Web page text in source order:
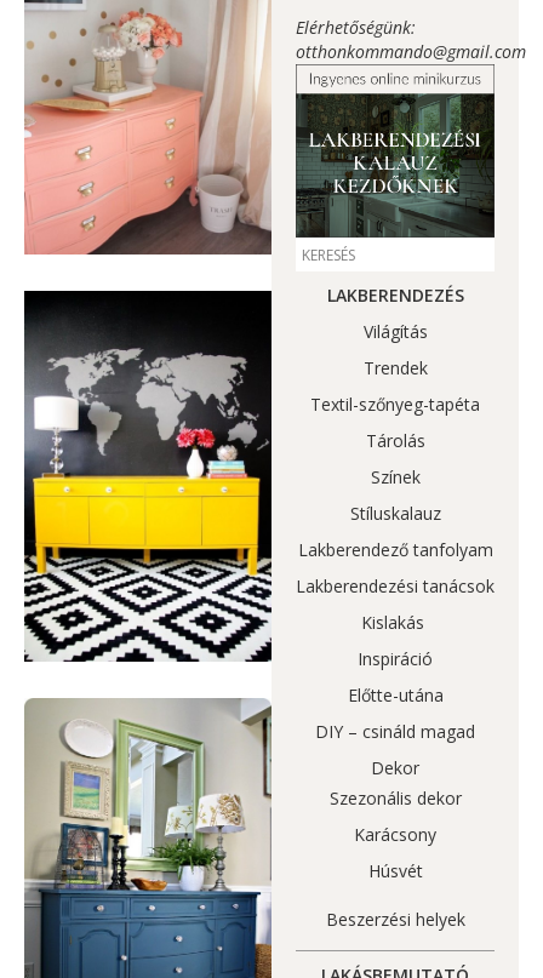
Elérhetőségünk:
otthonkommando@gmail.com
LAKBERENDEZÉS
Világítás
Trendek
Textil-szőnyeg-tapéta
Tárolás
Színek
Stíluskalauz
Lakberendező tanfolyam
Lakberendezési tanácsok
Kislakás
Inspiráció
Előtte-utána
DIY – csináld magad
Dekor
Szezonális dekor
Karácsony
Húsvét
Beszerzési helyek